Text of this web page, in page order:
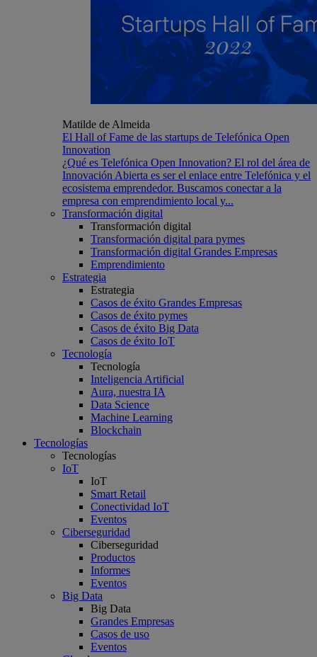
Matilde de Almeida
El Hall of Fame de las startups de Telefónica Open
Innovation
¿Qué es Telefónica Open Innovation? El rol del área de
Innovación Abierta es ser el enlace entre Telefónica y el
ecosistema emprendedor. Buscamos conectar a la
empresa con emprendimiento local y...
Transformación digital
Transformación digital
Transformación digital para pymes
Transformación digital Grandes Empresas
Emprendimiento
Estrategia
Estrategia
Casos de éxito Grandes Empresas
Casos de éxito pymes
Casos de éxito Big Data
Casos de éxito IoT
Tecnología
Tecnología
Inteligencia Artificial
Aura, nuestra IA
Data Science
Machine Learning
Blockchain
Tecnologías
Tecnologías
IoT
IoT
Smart Retail
Conectividad IoT
Eventos
Ciberseguridad
Ciberseguridad
Productos
Informes
Eventos
Big Data
Big Data
Grandes Empresas
Casos de uso
Eventos